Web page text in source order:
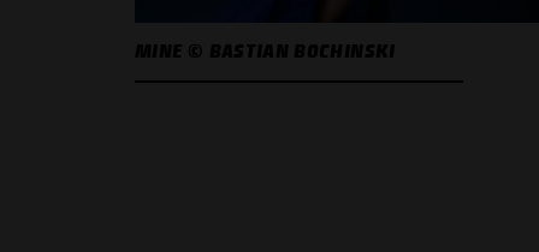
MINE © BASTIAN BOCHINSKI